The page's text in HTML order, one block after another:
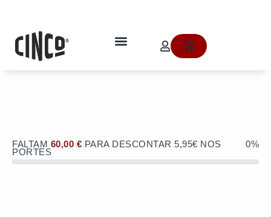
de 5,95€ numa compra superior a
60€!
Cart
FALTAM 60,00 € PARA DESCONTAR 5,95€ NOS
PORTES
0%